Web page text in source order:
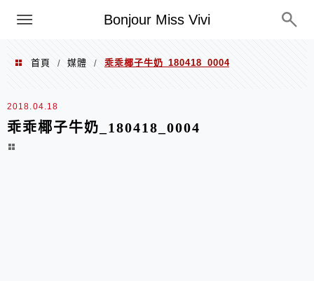
Bonjour Miss Vivi
選單
首頁 / 媒體 / 乖乖椰子牛奶_180418_0004
2018.04.18
乖乖椰子牛奶_180418_0004